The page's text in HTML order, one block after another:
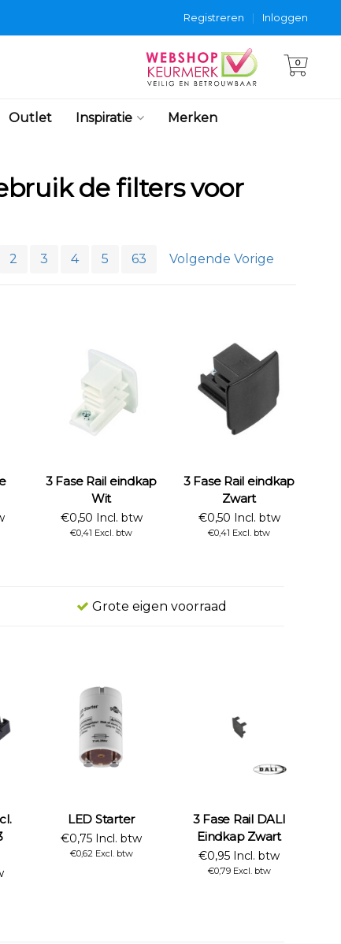
Inloggen
|
Registreren
0
Outlet Inspiratie Merken
de filters voor
2 3 4 5 63 Volgende Vorige
3 Fase Rail eindkap
Wit
€0,50 Incl. btw
€0,41 Excl. btw
3 Fase Rail eindkap
Zwart
€0,50 Incl. btw
€0,41 Excl. btw
Grote eigen voorraad
LED Starter
€0,75 Incl. btw
€0,62 Excl. btw
3 Fase Rail DALI
Eindkap Zwart
€0,95 Incl. btw
€0,79 Excl. btw